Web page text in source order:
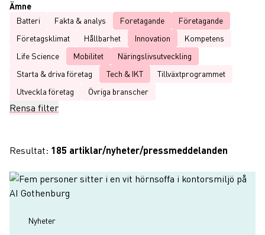
Ämne
Batteri
Fakta & analys Foretagande
Företagande
Företagsklimat
Hållbarhet Innovation
Kompetens
Life Science
Mobilitet
Näringslivsutveckling
Starta & driva företag
Tech & IKT
Tillväxtprogrammet
Utveckla företag
Övriga branscher
Rensa filter
Resultat: 185 artiklar/nyheter/pressmeddelanden
Nyheter